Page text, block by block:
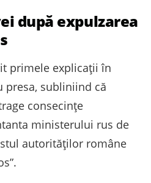
după expulzarea
primele explicații în
subliniind că
consecințe
ministerului rus de
autorităților române